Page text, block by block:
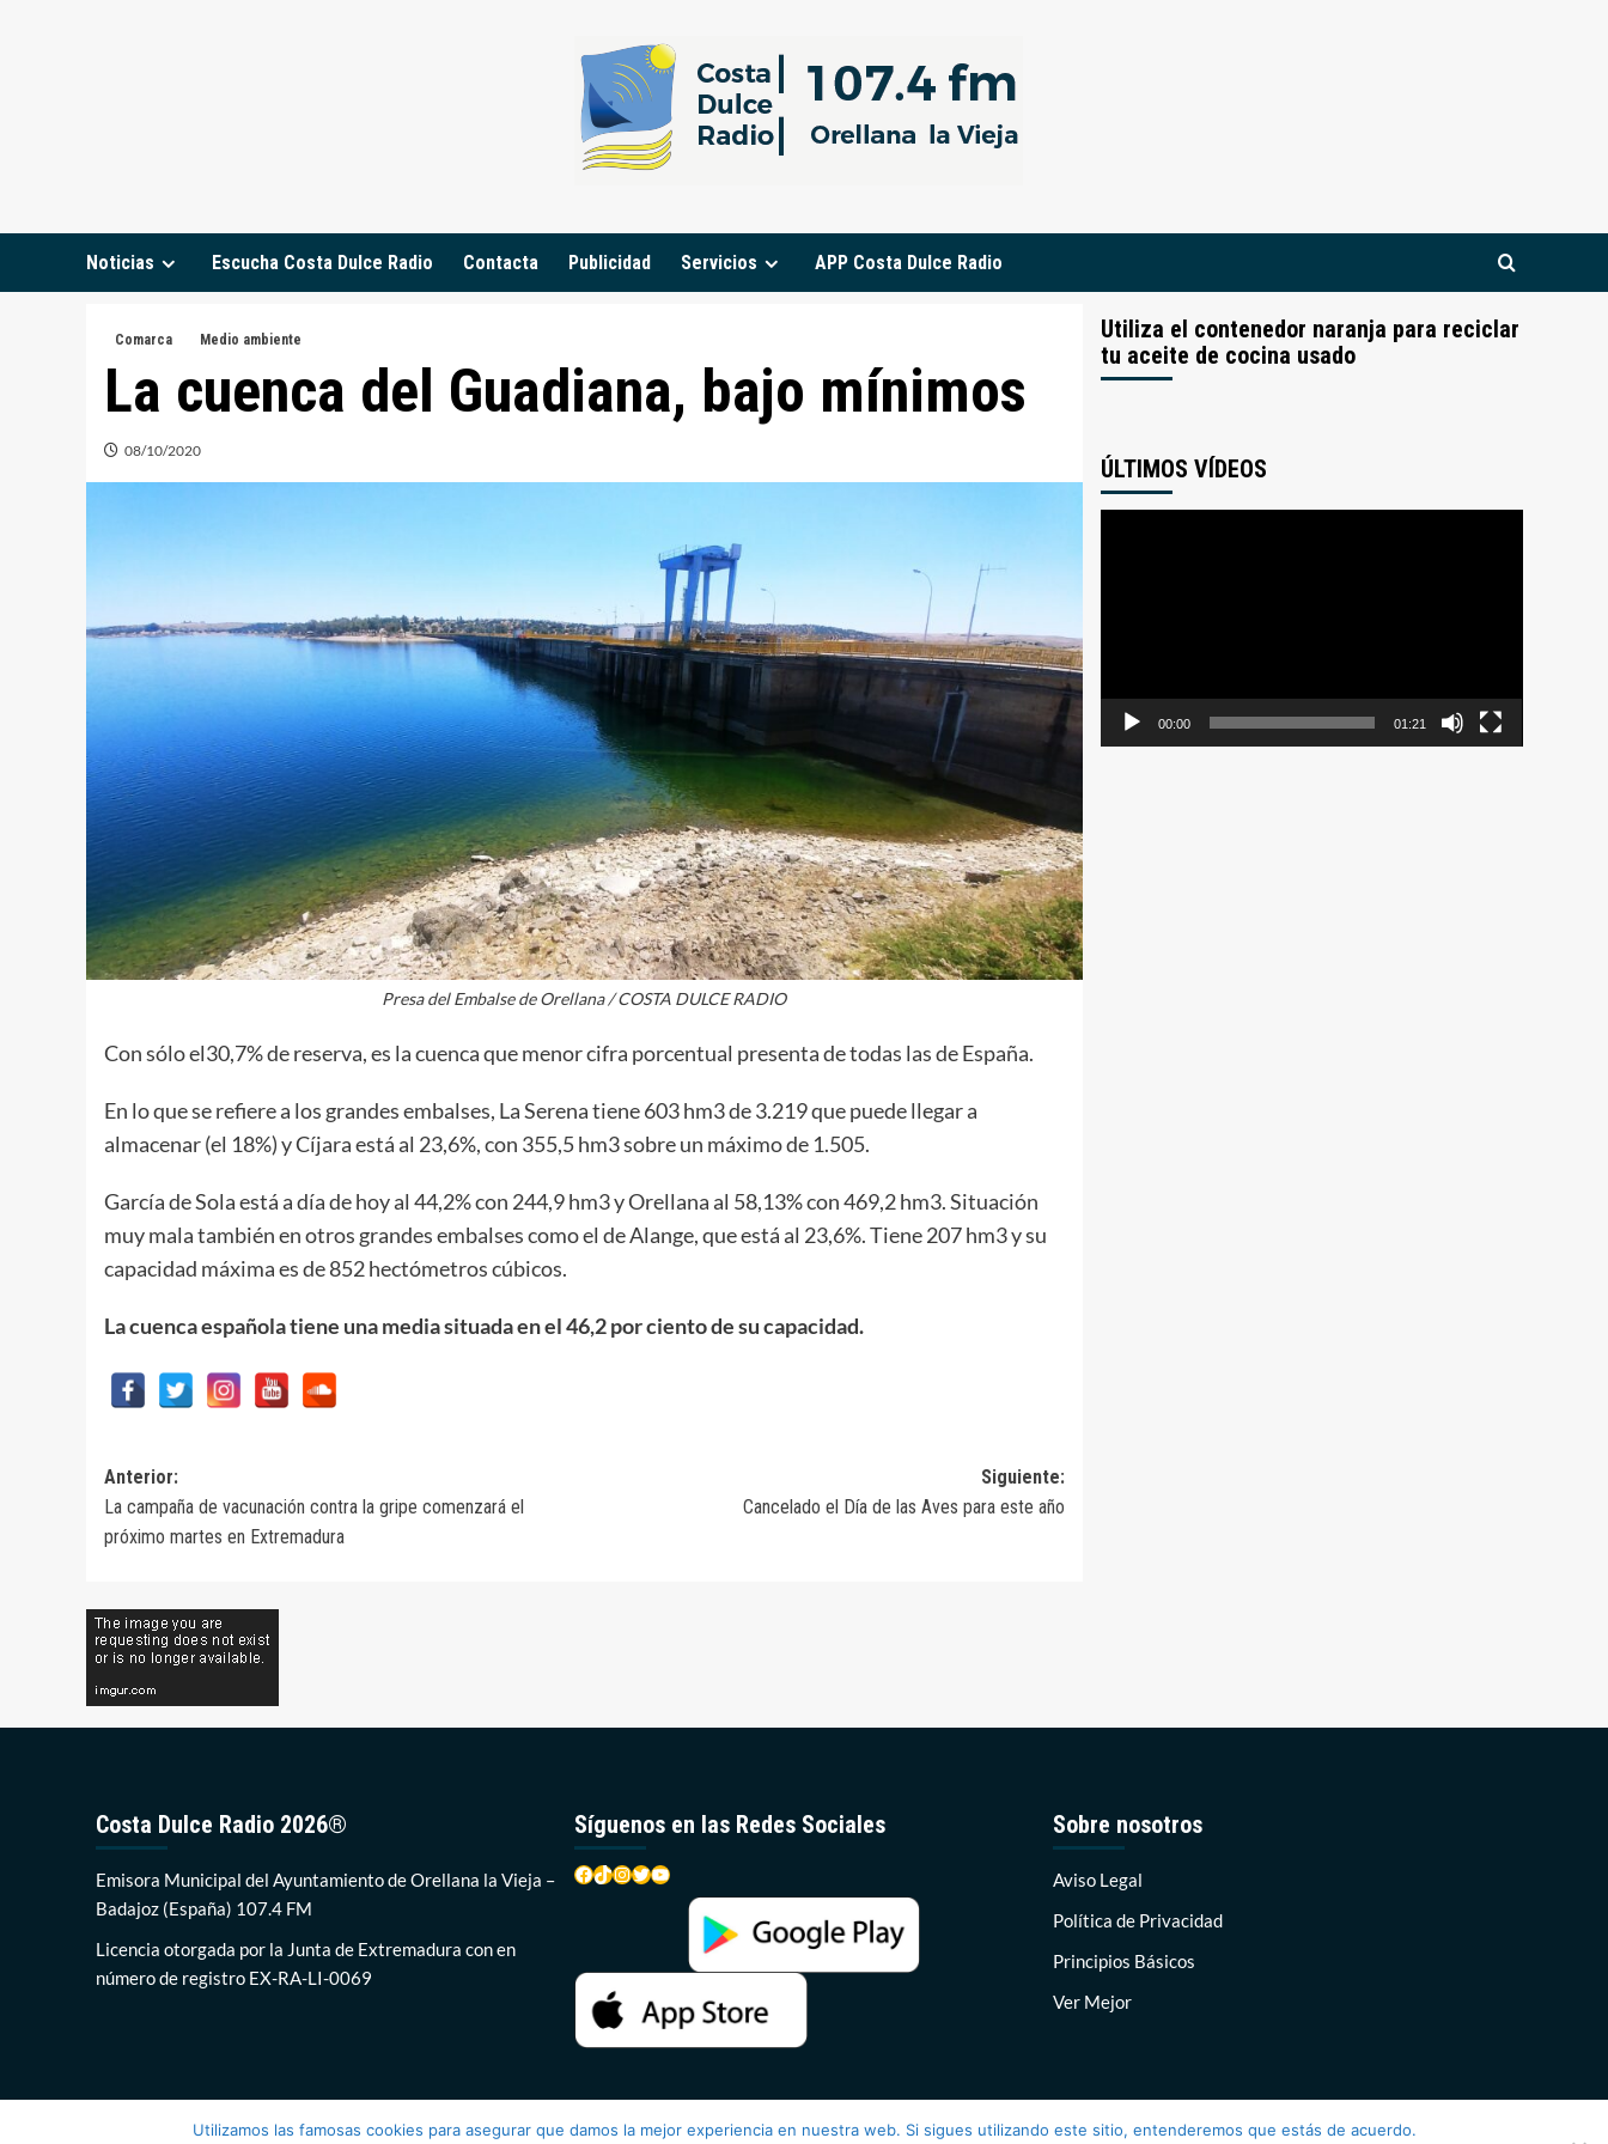
Noticias Escucha Costa Dulce Radio Contacta Publicidad Servicios APP Costa Dulce Radio
Comarca Medio ambiente
La cuenca del Guadiana, bajo mínimos
08/10/2020
Presa del Embalse de Orellana / COSTA DULCE RADIO
Con sólo el30,7% de reserva, es la cuenca que menor cifra porcentual presenta de todas las de España.
En lo que se refiere a los grandes embalses, La Serena tiene 603 hm3 de 3.219 que puede llegar a
almacenar (el 18%) y Cíjara está al 23,6%, con 355,5 hm3 sobre un máximo de 1.505.
García de Sola está a día de hoy al 44,2% con 244,9 hm3 y Orellana al 58,13% con 469,2 hm3. Situación
muy mala también en otros grandes embalses como el de Alange, que está al 23,6%. Tiene 207 hm3 y su
capacidad máxima es de 852 hectómetros cúbicos.
La cuenca española tiene una media situada en el 46,2 por ciento de su capacidad.
Navegación
de
entradas
Anterior:
La campaña de vacunación contra la gripe comenzará el
próximo martes en Extremadura
Siguiente:
Cancelado el Día de las Aves para este año
Utiliza el contenedor naranja para reciclar
tu aceite de cocina usado
ÚLTIMOS VÍDEOS
00:00 01:21
Costa Dulce Radio 2026®
Emisora Municipal del Ayuntamiento de Orellana la Vieja –
Badajoz (España) 107.4 FM
Licencia otorgada por la Junta de Extremadura con en
número de registro EX-RA-LI-0069
Síguenos en las Redes Sociales
Facebook
TikTok
Instagram
Twitter
YouTube
Sobre nosotros
Aviso Legal
Política de Privacidad
Principios Básicos
Ver Mejor
Utilizamos las famosas cookies para asegurar que damos la mejor experiencia en nuestra web. Si sigues utilizando este sitio, entenderemos que estás de acuerdo.